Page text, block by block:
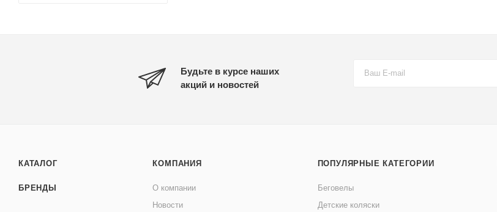
Будьте в курсе наших
акций и новостей
КАТАЛОГ
БРЕНДЫ
КОМПАНИЯ
О компании
Новости
ПОПУЛЯРНЫЕ КАТЕГОРИИ
Беговелы
Детские коляски